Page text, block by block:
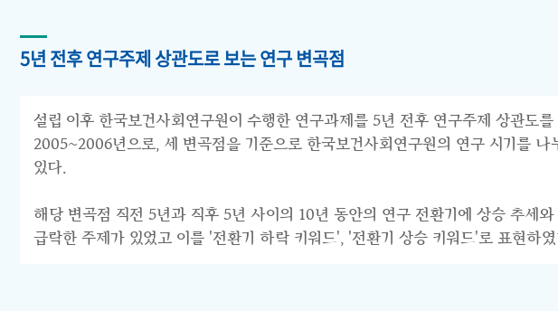
5년 전후 연구주제 상관도로 보는 연구 변곡점
설립 이후 한국보건사회연구원이 수행한 연구과제를 5년 전후 연구주제 상관도
2005~2006년으로, 세 변곡점을 기준으로 한국보건사회연구원의 연구 시기를
있다.
해당 변곡점 직전 5년과 직후 5년 사이의 10년 동안의 연구 전환기에 상승 추세
급락한 주제가 있었고 이를 '전환기 하락 키워드', '전환기 상승 키워드'로 표현